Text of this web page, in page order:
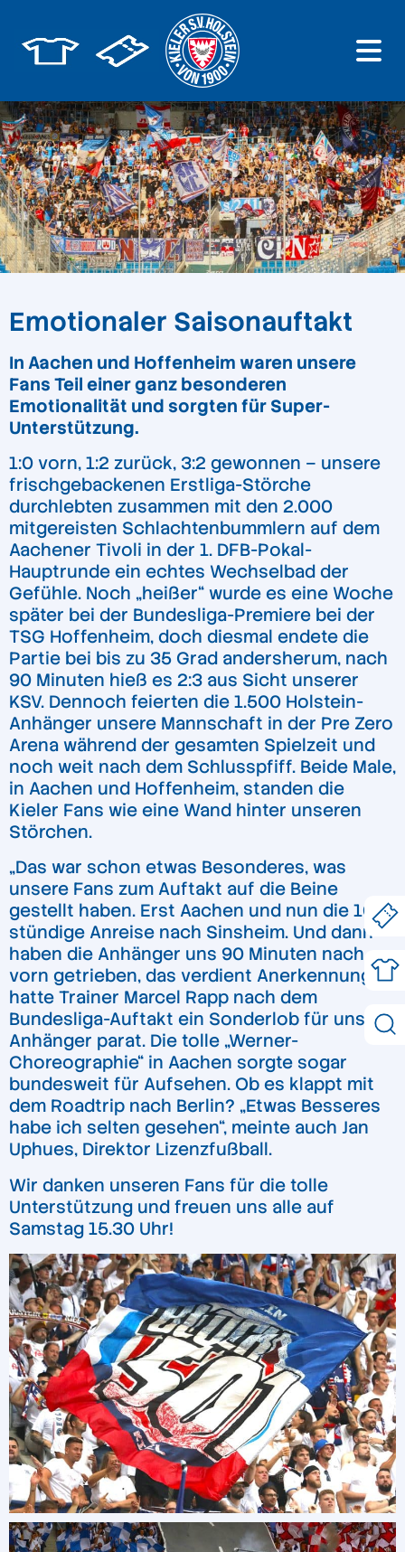
Emotionaler Saisonauftakt
In Aachen und Hoffenheim waren unsere
Fans Teil einer ganz besonderen
Emotionalität und sorgten für Super-
Unterstützung.
1:0 vorn, 1:2 zurück, 3:2 gewonnen – unsere
frischgebackenen Erstliga-Störche
durchlebten zusammen mit den 2.000
mitgereisten Schlachtenbummlern auf dem
Aachener Tivoli in der 1. DFB-Pokal-
Hauptrunde ein echtes Wechselbad der
Gefühle. Noch „heißer“ wurde es eine Woche
später bei der Bundesliga-Premiere bei der
TSG Hoffenheim, doch diesmal endete die
Partie bei bis zu 35 Grad andersherum, nach
90 Minuten hieß es 2:3 aus Sicht unserer
KSV. Dennoch feierten die 1.500 Holstein-
Anhänger unsere Mannschaft in der Pre Zero
Arena während der gesamten Spielzeit und
noch weit nach dem Schlusspfiff. Beide Male,
in Aachen und Hoffenheim, standen die
Kieler Fans wie eine Wand hinter unseren
Störchen.
„Das war schon etwas Besonderes, was
unsere Fans zum Auftakt auf die Beine
gestellt haben. Erst Aachen und nun die 10-
stündige Anreise nach Sinsheim. Und dann
haben die Anhänger uns 90 Minuten nach
vorn getrieben, das verdient Anerkennung“,
hatte Trainer Marcel Rapp nach dem
Bundesliga-Auftakt ein Sonderlob für unsere
Anhänger parat. Die tolle „Werner-
Choreographie“ in Aachen sorgte sogar
bundesweit für Aufsehen. Ob es klappt mit
dem Roadtrip nach Berlin? „Etwas Besseres
habe ich selten gesehen“, meinte auch Jan
Uphues, Direktor Lizenzfußball.
Wir danken unseren Fans für die tolle
Unterstützung und freuen uns alle auf
Samstag 15.30 Uhr!